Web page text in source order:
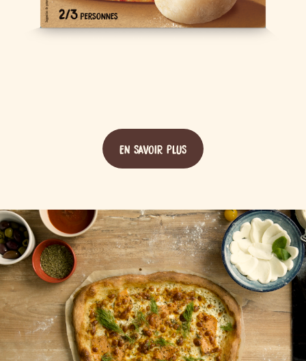
EN SAVOIR PLUS